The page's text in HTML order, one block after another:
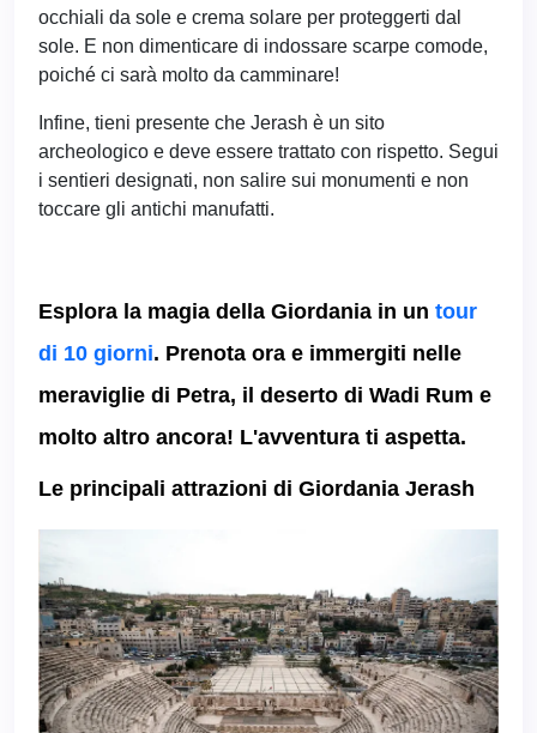
occhiali da sole e crema solare per proteggerti dal
sole. E non dimenticare di indossare scarpe comode,
poiché ci sarà molto da camminare!
Infine, tieni presente che Jerash è un sito
archeologico e deve essere trattato con rispetto. Segui
i sentieri designati, non salire sui monumenti e non
toccare gli antichi manufatti.
Esplora la magia della Giordania in un tour
di 10 giorni. Prenota ora e immergiti nelle
meraviglie di Petra, il deserto di Wadi Rum e
molto altro ancora! L'avventura ti aspetta.
Le principali attrazioni di Giordania Jerash